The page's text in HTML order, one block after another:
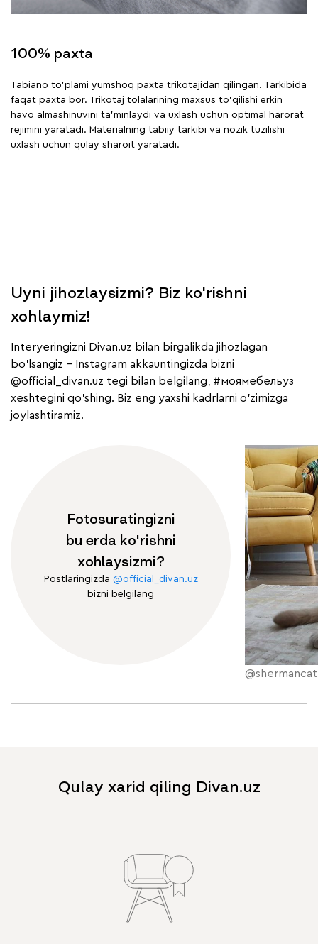
100% paxta
Tabiano to'plami yumshoq paxta trikotajidan qilingan. Tarkibida
faqat paxta bor. Trikotaj tolalarining maxsus to'qilishi erkin
havo almashinuvini ta'minlaydi va uxlash uchun optimal harorat
rejimini yaratadi. Materialning tabiiy tarkibi va nozik tuzilishi
uxlash uchun qulay sharoit yaratadi.
Uyni jihozlaysizmi? Biz ko'rishni
xohlaymiz!
Interyeringizni Divan.uz bilan birgalikda jihozlagan
bo'lsangiz - Instagram akkauntingizda bizni
@official_divan.uz tegi bilan belgilang, #моямебельуз
xeshtegini qo'shing. Biz eng yaxshi kadrlarni o'zimizga
joylashtiramiz.
Fotosuratingizni
bu erda ko'rishni
xohlaysizmi?
Postlaringizda @official_divan.uz
bizni belgilang
Qulay xarid qiling Divan.uz